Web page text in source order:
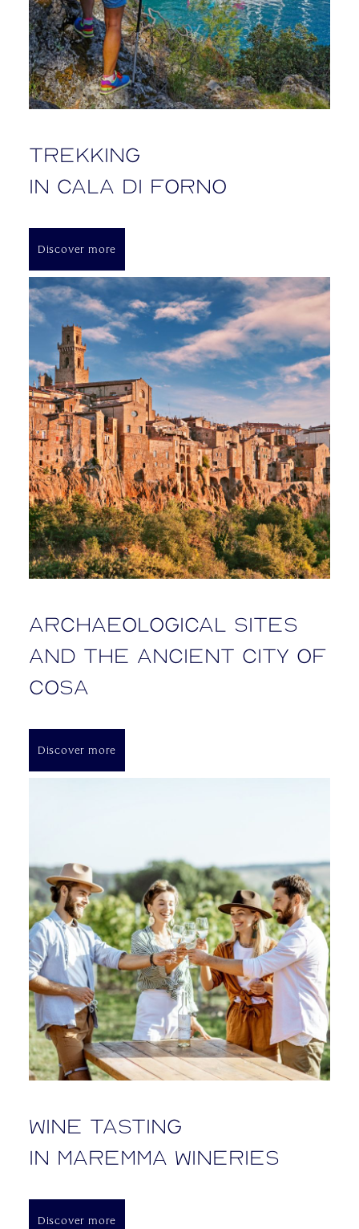
Trekking
in Cala di Forno
Discover more
Archaeological sites
and the ancient city of
Cosa
Discover more
Wine tasting
in Maremma wineries
Discover more